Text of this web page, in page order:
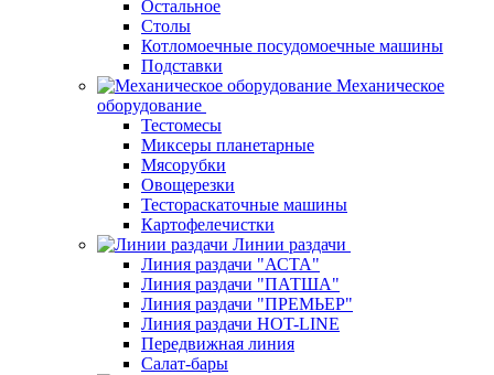
Остальное
Столы
Котломоечные посудомоечные машины
Подставки
Механическое
оборудование
Тестомесы
Миксеры планетарные
Мясорубки
Овощерезки
Тестораскаточные машины
Картофелечистки
Линии раздачи
Линия раздачи "АСТА"
Линия раздачи "ПАТША"
Линия раздачи "ПРЕМЬЕР"
Линия раздачи HOT-LINE
Передвижная линия
Салат-бары